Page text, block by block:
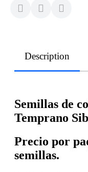
Description
Semillas de
Temprano
Precio por
semillas.